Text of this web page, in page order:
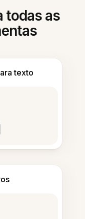
todas as
texto